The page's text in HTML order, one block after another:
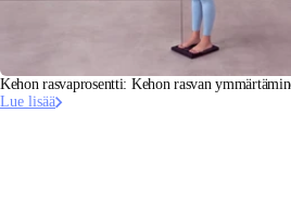
Kehon rasvaprosentti: Kehon rasvan
Lue lisää